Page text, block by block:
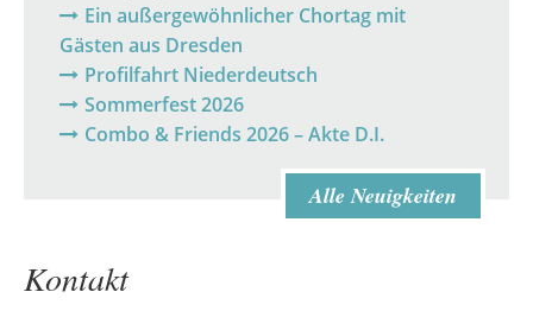
Ein außergewöhnlicher Chortag mit
Gästen aus Dresden
Profilfahrt Niederdeutsch
Sommerfest 2026
Combo & Friends 2026 – Akte D.I.
Alle Neuigkeiten
Kontakt